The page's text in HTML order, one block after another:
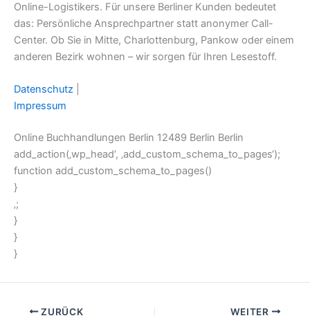
Online-Logistikers. Für unsere Berliner Kunden bedeutet
das: Persönliche Ansprechpartner statt anonymer Call-
Center. Ob Sie in Mitte, Charlottenburg, Pankow oder einem
anderen Bezirk wohnen – wir sorgen für Ihren Lesestoff.
Datenschutz
Impressum
Online Buchhandlungen Berlin 12489 Berlin Berlin
add_action(‚wp_head‘, ‚add_custom_schema_to_pages‘);
function add_custom_schema_to_pages()
}
‚;
}
}
}
ZURÜCK WEITER